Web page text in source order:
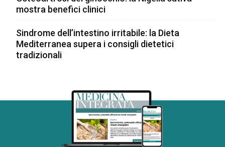
mostra benefici clinici
Sindrome dell’intestino irritabile: la Dieta
Mediterranea supera i consigli dietetici
tradizionali